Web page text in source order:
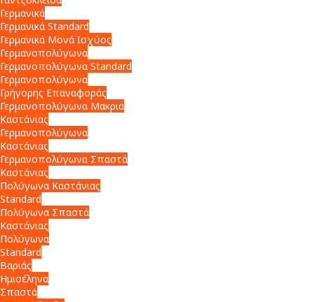
Γερμανικά
Γερμανικά Standard
Γερμανικά Μονά Ισχύος
Γερμανοπολύγωνα
Γερμανοπολύγωνα Standard
Γερμανοπολύγωνα
Γρήγορης Επαναφοράς
Γερμανοπολύγωνα Μακριά
Καστάνιας
Γερμανοπολύγωνα
Καστάνιας
Γερμανοπολύγωνα Σπαστά
Καστάνιας
Πολύγωνα Καστάνιας
Standard
Πολύγωνα Σπαστά
Καστάνιας
Πολύγωνα
Standard
Βαριάς
Ημισέληνα
Σπαστά